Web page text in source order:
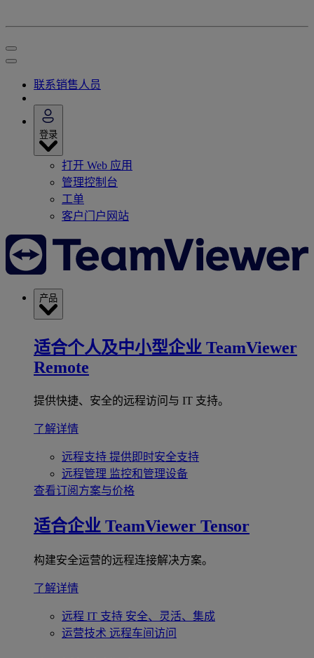
联系销售人员
登录
打开 Web 应用
管理控制台
工单
客户门户网站
产品
适合个人及中小型企业 TeamViewer
Remote
提供快捷、安全的远程访问与 IT 支持。
了解详情
远程支持 提供即时安全支持
远程管理 监控和管理设备
查看订阅方案与价格
适合企业 TeamViewer Tensor
构建安全运营的远程连接解决方案。
了解详情
远程 IT 支持 安全、灵活、集成
运营技术 远程车间访问